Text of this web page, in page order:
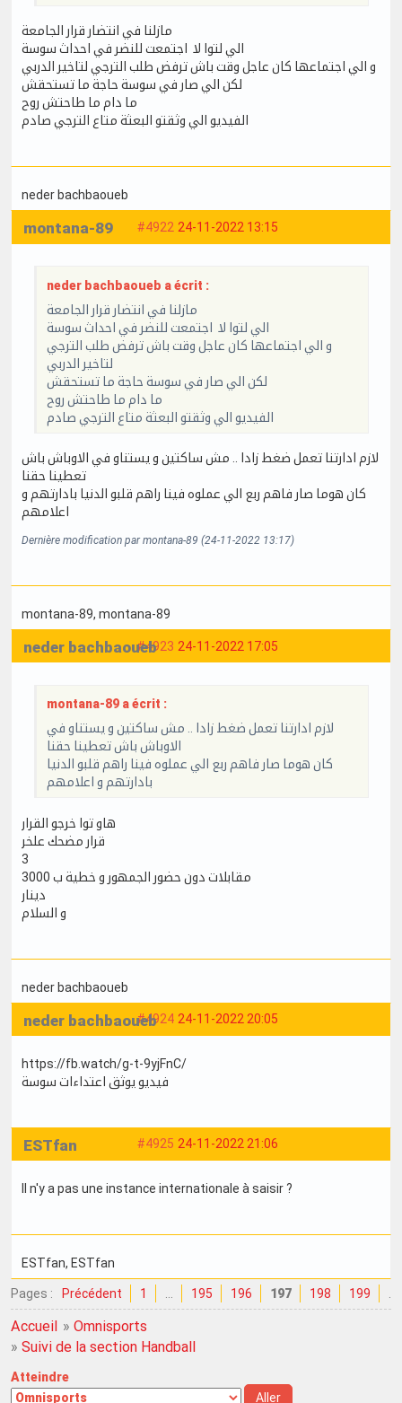
مازلنا في انتضار قرار الجامعة
الي لتوا لا اجتمعت للنضر في احداث سوسة
و الي اجتماعها كان عاجل وقت باش ترفض طلب الترجي لتاخير الدربي
لكن الي صار في سوسة حاجة ما تستحقش
ما دام ما طاحتش روح
الفيديو الي وثقتو البعثة متاع الترجي صادم
neder bachbaoueb
#4922 24-11-2022 13:15
montana-89
neder bachbaoueb a écrit :
مازلنا في انتضار قرار الجامعة
الي لتوا لا اجتمعت للنضر في احداث سوسة
و الي اجتماعها كان عاجل وقت باش ترفض طلب الترجي
لتاخير الدربي
لكن الي صار في سوسة حاجة ما تستحقش
ما دام ما طاحتش روح
الفيديو الي وثقتو البعثة متاع الترجي صادم
لازم ادارتنا تعمل ضغط زادا .. مش ساكتين و يستناو في الاوباش باش
تعطينا حقنا
كان هوما صار فاهم ربع الي عملوه فينا راهم قلبو الدنيا بادارتهم و
اعلامهم
Dernière modification par montana-89 (24-11-2022 13:17)
montana-89, montana-89
#4923 24-11-2022 17:05
neder bachbaoueb
montana-89 a écrit :
لازم ادارتنا تعمل ضغط زادا .. مش ساكتين و يستناو في
الاوباش باش تعطينا حقنا
كان هوما صار فاهم ربع الي عملوه فينا راهم قلبو الدنيا
بادارتهم و اعلامهم
هاو توا خرجو القرار
قرار مضحك علخر
3
مقابلات دون حضور الجمهور و خطية ب 3000
دينار
و السلام
neder bachbaoueb
#4924 24-11-2022 20:05
neder bachbaoueb
https://fb.watch/g-t-9yjFnC/
فيديو يوثق اعتداءات سوسة
#4925 24-11-2022 21:06
ESTfan
Il n'y a pas une instance internationale à saisir ?
ESTfan, ESTfan
Pages : Précédent 1 195 196 197 198 199
Accueil »Omnisports
» Suivi de la section Handball
Atteindre